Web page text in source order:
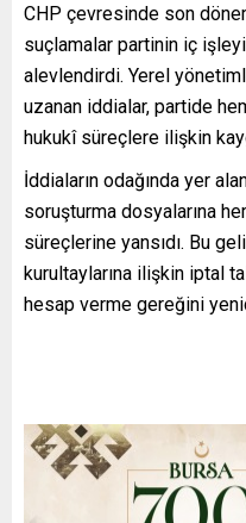
CHP çevresinde son
suçlamalar partinin iç
alevlendirdi. Yerel
uzanan iddialar, partide
hukukî süreçlere ilişkin
İddiaların odağında yer
soruşturma dosyalarına
süreçlerine yansıdı. Bu
kurultaylarına ilişkin iptal
hesap verme gereğini